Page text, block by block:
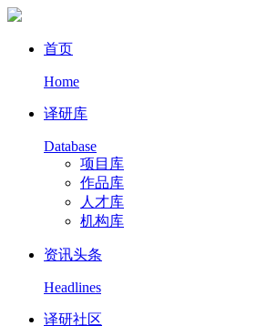
首页
Home
译研库
Database
项目库
作品库
人才库
机构库
资讯头条
Headlines
译研社区